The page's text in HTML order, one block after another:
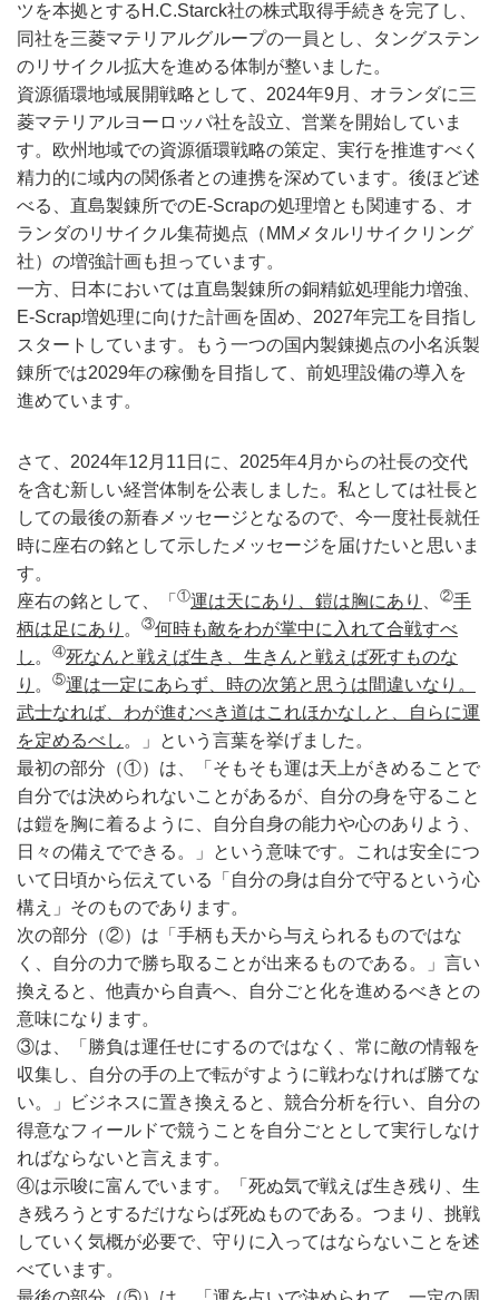
ツを本拠とするH.C.Starck社の株式取得手続きを完了し、
同社を三菱マテリアルグループの一員とし、タングステン
のリサイクル拡大を進める体制が整いました。
資源循環地域展開戦略として、2024年9月、オランダに三
菱マテリアルヨーロッパ社を設立、営業を開始していま
す。欧州地域での資源循環戦略の策定、実行を推進すべく
精力的に域内の関係者との連携を深めています。後ほど述
べる、直島製錬所でのE-Scrapの処理増とも関連する、オ
ランダのリサイクル集荷拠点（MMメタルリサイクリング
社）の増強計画も担っています。
一方、日本においては直島製錬所の銅精鉱処理能力増強、
E-Scrap増処理に向けた計画を固め、2027年完工を目指し
スタートしています。もう一つの国内製錬拠点の小名浜製
錬所では2029年の稼働を目指して、前処理設備の導入を
進めています。
さて、2024年12月11日に、2025年4月からの社長の交代
を含む新しい経営体制を公表しました。私としては社長と
しての最後の新春メッセージとなるので、今一度社長就任
時に座右の銘として示したメッセージを届けたいと思いま
す。
座右の銘として、「 ①運は天にあり、鎧は胸にあり ②手
柄は足にあり 。 ③何時も敵をわが掌中に入れて合戦すべ
し 。 ④死なんと戦えば生き、生きんと戦えば死すものな
り 。 ⑤運は一定にあらず、時の次第と思うは間違いなり。
武士なれば、わが進むべき道はこれほかなしと、自らに運
を定めるべし 。」という言葉を挙げました。
最初の部分（①）は、「そもそも運は天上がきめることで
自分では決められないことがあるが、自分の身を守ること
は鎧を胸に着るように、自分自身の能力や心のありよう、
日々の備えでできる。」という意味です。これは安全につ
いて日頃から伝えている「自分の身は自分で守るという心
構え」そのものであります。
次の部分（②）は「手柄も天から与えられるものではな
く、自分の力で勝ち取ることが出来るものである。」言い
換えると、他責から自責へ、自分ごと化を進めるべきとの
意味になります。
③は、「勝負は運任せにするのではなく、常に敵の情報を
収集し、自分の手の上で転がすように戦わなければ勝てな
い。」ビジネスに置き換えると、競合分析を行い、自分の
得意なフィールドで競うことを自分ごととして実行しなけ
ればならないと言えます。
④は示唆に富んでいます。「死ぬ気で戦えば生き残り、生
き残ろうとするだけならば死ぬものである。つまり、挑戦
していく気概が必要で、守りに入ってはならないことを述
べています。